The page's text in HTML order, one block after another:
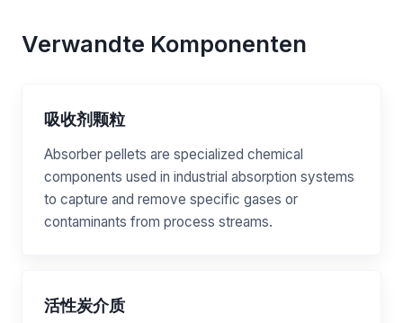
Verwandte Komponenten
吸收剂颗粒
Absorber pellets are specialized chemical
components used in industrial absorption systems
to capture and remove specific gases or
contaminants from process streams.
活性炭介质